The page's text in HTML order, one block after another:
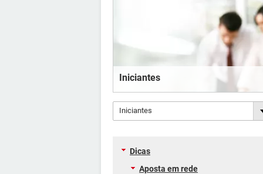
Iniciantes
Iniciantes
Dicas
Aposta em rede